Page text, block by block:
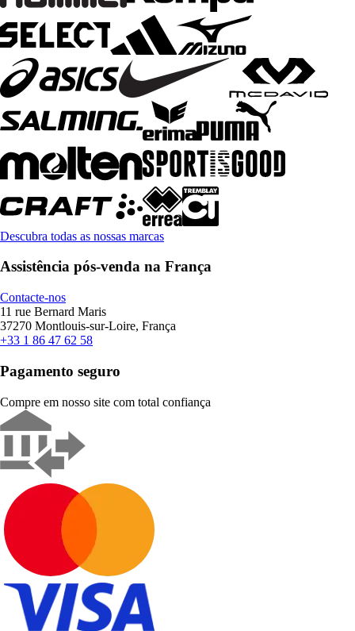
Descubra todas as nossas marcas
Assistência pós-venda na França
Contacte-nos
11 rue Bernard Maris
37270 Montlouis-sur-Loire, França
+33 1 86 47 62 58
Pagamento seguro
Compre em nosso site com total confiança